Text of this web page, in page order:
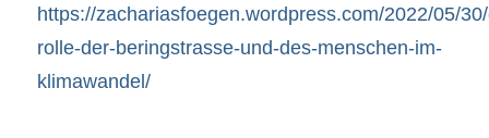
https://zachariasfoegen.wordpress.com/2022/05/
rolle-der-beringstrasse-und-des-menschen-im-
klimawandel/